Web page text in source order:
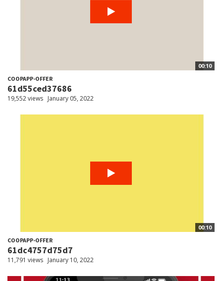
00:10
COOPAPP-OFFER
61d55ced37686
19,552 views January 05, 2022
00:10
COOPAPP-OFFER
61dc4757d75d7
11,791 views January 10, 2022